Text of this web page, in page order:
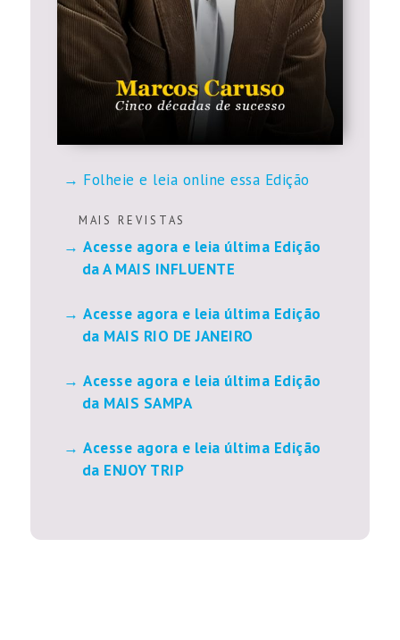
Folheie e leia online essa Edição
M A I S R E V I S T A S
Acesse agora e leia última Edição
da A MAIS INFLUENTE
Acesse agora e leia última Edição
da MAIS RIO DE JANEIRO
Acesse agora e leia última Edição
da MAIS SAMPA
Acesse agora e leia última Edição
da ENJOY TRIP